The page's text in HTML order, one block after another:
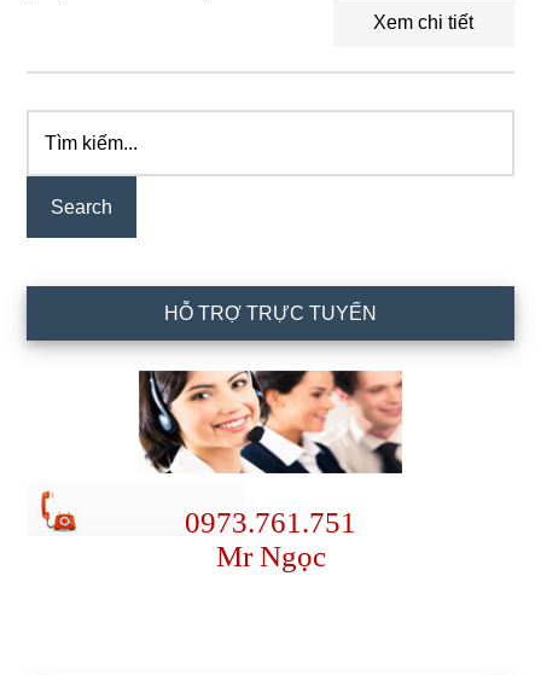
Xem chi tiết
Primary
Sidebar
kiếm...
HỖ TRỢ TRỰC TUYẾN
0973.761.751
Mr Ngọc